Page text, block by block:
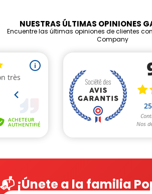
NUESTRAS ÚLTIMAS OPINIONES
Encuentre las últimas opiniones de clientes
Company
📬 ¡Únete a la familia